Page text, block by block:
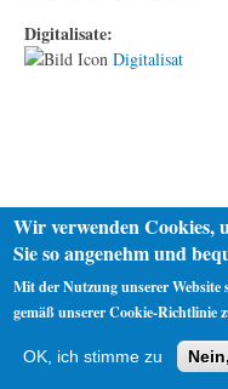
Digitalisate:
Digitalisat
Wir verwenden Cookies,
Sie so angenehm und
Mit der Nutzung unserer Website
gemäß unserer Cookie-Richtlinie
OK, ich stimme zu